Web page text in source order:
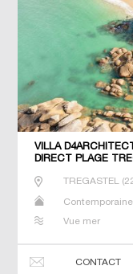
VILLA
DIRECT PLAGE
TREGASTEL (
Vue mer
CONTACT